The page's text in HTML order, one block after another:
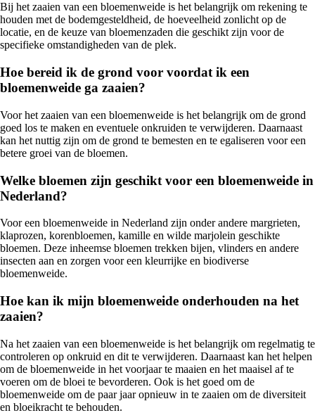
Bij het zaaien van een bloemenweide is het belangrijk om rekening te
houden met de bodemgesteldheid, de hoeveelheid zonlicht op de
locatie, en de keuze van bloemenzaden die geschikt zijn voor de
specifieke omstandigheden van de plek.
Hoe bereid ik de grond voor voordat ik een
bloemenweide ga zaaien?
Voor het zaaien van een bloemenweide is het belangrijk om de grond
goed los te maken en eventuele onkruiden te verwijderen. Daarnaast
kan het nuttig zijn om de grond te bemesten en te egaliseren voor een
betere groei van de bloemen.
Welke bloemen zijn geschikt voor een bloemenweide in
Nederland?
Voor een bloemenweide in Nederland zijn onder andere margrieten,
klaprozen, korenbloemen, kamille en wilde marjolein geschikte
bloemen. Deze inheemse bloemen trekken bijen, vlinders en andere
insecten aan en zorgen voor een kleurrijke en biodiverse
bloemenweide.
Hoe kan ik mijn bloemenweide onderhouden na het
zaaien?
Na het zaaien van een bloemenweide is het belangrijk om regelmatig te
controleren op onkruid en dit te verwijderen. Daarnaast kan het helpen
om de bloemenweide in het voorjaar te maaien en het maaisel af te
voeren om de bloei te bevorderen. Ook is het goed om de
bloemenweide om de paar jaar opnieuw in te zaaien om de diversiteit
en bloeikracht te behouden.